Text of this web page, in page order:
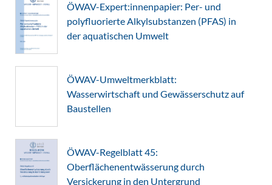
ÖWAV-Expert:innenpapier: Per- und
polyfluorierte Alkylsubstanzen (PFAS) in
der aquatischen Umwelt
ÖWAV-Umweltmerkblatt:
Wasserwirtschaft und Gewässerschutz auf
Baustellen
ÖWAV-Regelblatt 45:
Oberflächenentwässerung durch
Versickerung in den Untergrund